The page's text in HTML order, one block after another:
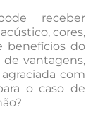
receber
cores,
benefícios do
vantagens,
com
o caso de